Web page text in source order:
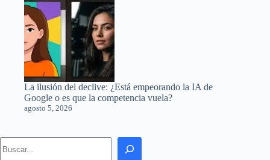
La ilusión del declive: ¿Está empeorando la IA de
Google o es que la competencia vuela?
agosto 5, 2026